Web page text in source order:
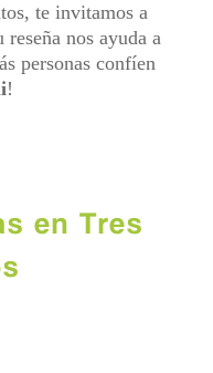
te invitamos a
nos ayuda a
personas confíen
!
en Tres